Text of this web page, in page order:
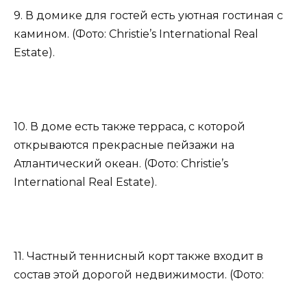
9. В домике для гостей есть уютная гостиная с
камином. (Фото: Christie’s International Real
Estate).
10. В доме есть также терраса, с которой
открываются прекрасные пейзажи на
Атлантический океан. (Фото: Christie’s
International Real Estate).
11. Частный теннисный корт также входит в
состав этой дорогой недвижимости. (Фото: